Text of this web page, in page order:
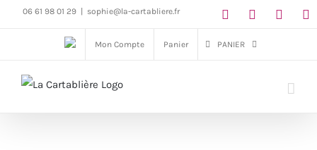
Passer06 61 98 01 29 sophie@la-cartabliere.fr
Mon Compte Panier PANIER